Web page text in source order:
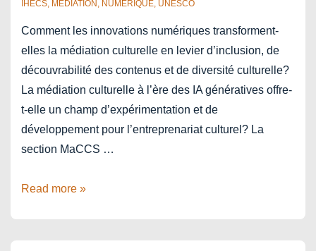
IHECS, MEDIATION , NUMERIQUE, UNESCO
Comment les innovations numériques transforment-
elles la médiation culturelle en levier d’inclusion, de
découvrabilité des contenus et de diversité culturelle?
La médiation culturelle à l’ère des IA génératives offre-
t-elle un champ d’expérimentation et de
développement pour l’entreprenariat culturel? La
section MaCCS …
Les
Read more »